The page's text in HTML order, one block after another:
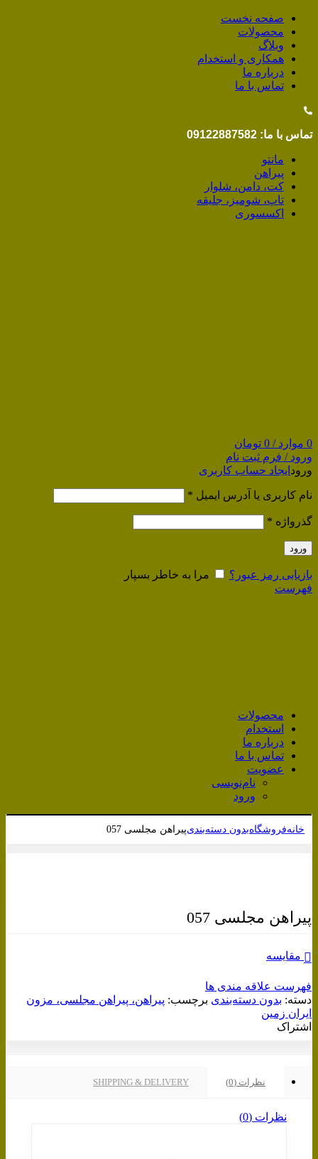
صفحه نخست
محصولات
وبلاگ
همکاری و استخدام
درباره ما
تماس با ما
تماس با ما: 09122887582
مانتو
پیراهن
کت، دامن، شلوار
تاپ، شومیز، جلیقه
اکسسوری
0 موارد /
0 تومان
ورود / فرم ثبت نام
ورود ایجاد حساب کاربری
نام کاربری یا آدرس ایمیل *
گذرواژه *
ورود
بازیابی رمز عبور؟
مرا به خاطر بسپار
فهرست
محصولات
استخدام
درباره ما
تماس با ما
عضویت
نام‌نویسی
ورود
خانهفروشگاهبدون دسته‌بندیپیراهن مجلسی 057
پیراهن مجلسی 057
مقایسه
فهرست علاقه مندی ها
دسته: بدون دسته‌بندی برچسب: پیراهن، پیراهن مجلسی، مزون
ایران زمین
اشتراک
نظرات (0) SHIPPING & DELIVERY
نظرات (0)